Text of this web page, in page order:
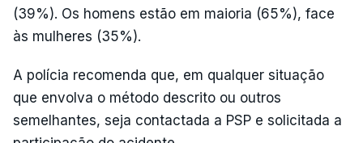
(39%). Os homens estão em maioria (65%), face
às mulheres (35%).
A polícia recomenda que, em qualquer situação
que envolva o método descrito ou outros
semelhantes, seja contactada a PSP e solicitada a